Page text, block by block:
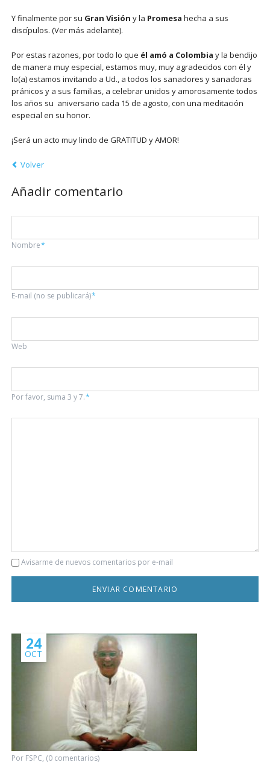
Y finalmente por su Gran Visión y la Promesa hecha a sus
discípulos. (Ver más adelante).
Por estas razones, por todo lo que él amó a Colombia y la bendijo
de manera muy especial, estamos muy, muy agradecidos con él y
lo(a) estamos invitando a Ud., a todos los sanadores y sanadoras
pránicos y a sus familias, a celebrar unidos y amorosamente todos
los años su aniversario cada 15 de agosto, con una meditación
especial en su honor.
¡Será un acto muy lindo de GRATITUD y AMOR!
Volver
Añadir comentario
Campo
Nombre*
Campo
E-mail (no se publicará)*
Web
Por favor, suma 3 y 7.*
Comentario
Avisarme de nuevos comentarios por e-mail
Por FSPC, (0 comentarios)
24
OCT